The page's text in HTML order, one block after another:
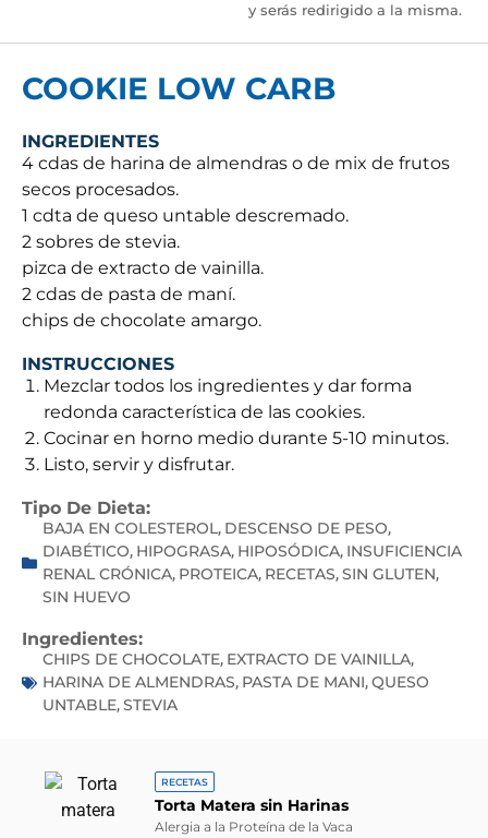
y serás redirigido a la misma.
COOKIE LOW CARB
INGREDIENTES
4 cdas de harina de almendras o de mix de frutos
secos procesados.
1 cdta de queso untable descremado.
2 sobres de stevia.
pizca de extracto de vainilla.
2 cdas de pasta de maní.
chips de chocolate amargo.
INSTRUCCIONES
Mezclar todos los ingredientes y dar forma
redonda característica de las cookies.
Cocinar en horno medio durante 5-10 minutos.
Listo, servir y disfrutar.
Tipo De Dieta:
BAJA EN COLESTEROL, DESCENSO DE PESO,
DIABÉTICO, HIPOGRASA, HIPOSÓDICA, INSUFICIENCIA
RENAL CRÓNICA, PROTEICA, RECETAS,SIN GLUTEN,
SIN HUEVO
Ingredientes:
CHIPS DE CHOCOLATE, EXTRACTO DE VAINILLA,
HARINA DE ALMENDRAS, PASTA DE MANI,QUESO
UNTABLE,STEVIA
RECETAS
Torta Matera sin Harinas
Alergia a la Proteína de la Vaca